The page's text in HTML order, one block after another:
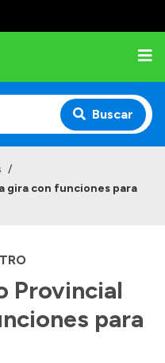
Buscar
/
gira con funciones para
Provincial
para